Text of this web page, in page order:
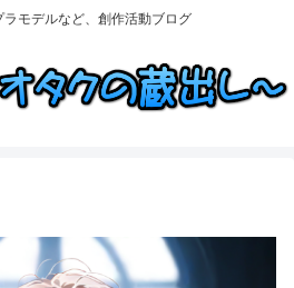
モデルなど、創作活動ブログ